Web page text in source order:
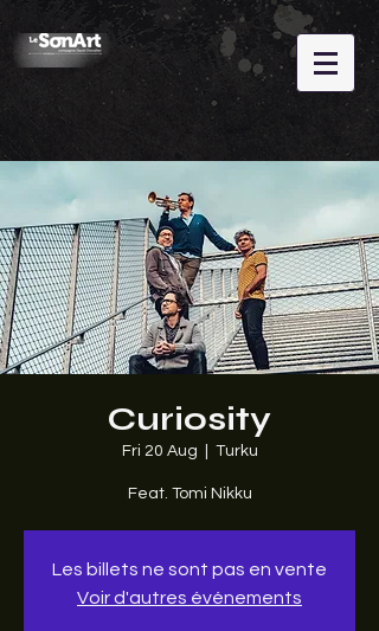
Curiosity
Fri 20 Aug Turku
Feat. Tomi Nikku
Les billets ne sont pas en vente
Voir d'autres événements